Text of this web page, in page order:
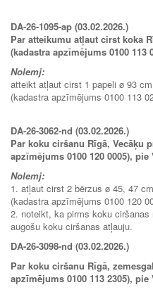
DA-26-1095-ap (03.02.2026.)
Par atteikumu atļaut cirst koka
(kadastra apzīmējums 0100 113
Nolemj:
atteikt atļaut cirst 1 papeli ø 93
(kadastra apzīmējums 0100 113
DA-26-3062-nd (03.02.2026.)
Par koku ciršanu Rīgā, Vecāķu
apzīmējums 0100 120 0005),
Nolemj:
1. atļaut cirst 2 bērzus ø 45, 47
(kadastra apzīmējums 0100 120
2. noteikt, ka pirms koku
augošu koku ciršanas atļauju.
DA-26-3098-nd (03.02.2026.)
Par koku ciršanu Rīgā,
apzīmējums 0100 113 2305),